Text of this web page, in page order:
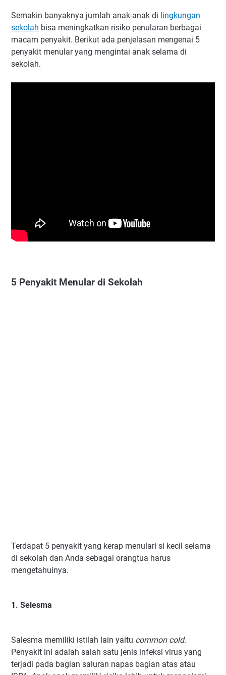
Semakin banyaknya jumlah anak-anak di lingkungan
sekolah bisa meningkatkan risiko penularan berbagai
macam penyakit. Berikut ada penjelasan mengenai 5
penyakit menular yang mengintai anak selama di
sekolah.
5 Penyakit Menular di Sekolah
Terdapat 5 penyakit yang kerap menulari si kecil selama
di sekolah dan Anda sebagai orangtua harus
mengetahuinya.
1. Selesma
Salesma memiliki istilah lain yaitu common cold.
Penyakit ini adalah salah satu jenis infeksi virus yang
terjadi pada bagian saluran napas bagian atas atau